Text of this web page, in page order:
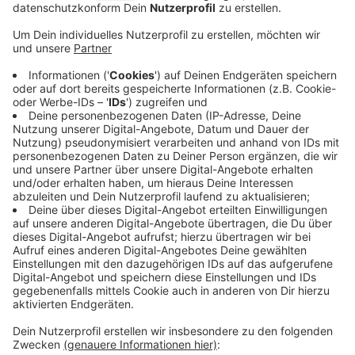
Veröffentlicht:Dienstag, 01.12.2020 17:14
Konkret geht es um Bauarbeiten auf der "Altenberger
Straße", auf der Straße "In Holzhausen" und auf
der "Steinbücheler Straße". Laut Stadt musste
letztere Baustelle dringend noch in diesem Jahr
abgeschlossen werden, weil
sonst entsprechende Fördergelder verfallen
wären. Die Kanalarbeiten In Holzhausen waren
praktisch und wirtschaftlich auch nicht zu verschieben,
heißt es. Zudem habe man die Arbeiten an
der Steinbücheler Straße extra in die verkehrsärmeren
Herbstferien verlegt, so die Stadt.
Anzeige